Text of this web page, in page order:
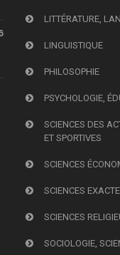
LITTÉRATURE,
LINGUISTIQUE
PHILOSOPHIE
PSYCHOLOGIE,
SCIENCES DES
ET SPORTIVES
SCIENCES
SCIENCES
SCIENCES
SOCIOLOGIE,